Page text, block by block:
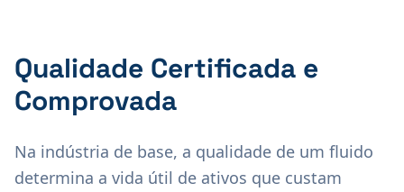
Qualidade Certificada e
Comprovada
Na indústria de base, a qualidade de um fluido
determina a vida útil de ativos que custam